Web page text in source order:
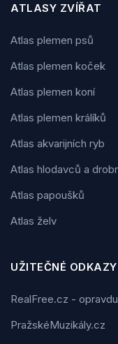
ATLASY ZVÍŘAT
Atlas plemen psů
Atlas plemen koček
Atlas plemen koní
Atlas plemen králíků
Atlas akvarijních ryb
Atlas hlodavců a
Atlas papoušků
Atlas želv
UŽITEČNÉ ODKAZY
RealFree.cz -
PražskéMuzikály.cz